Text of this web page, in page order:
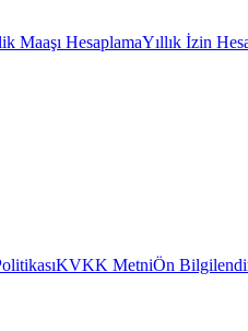
Maaşı HesaplamaYıllık İzin
KVKK MetniÖn